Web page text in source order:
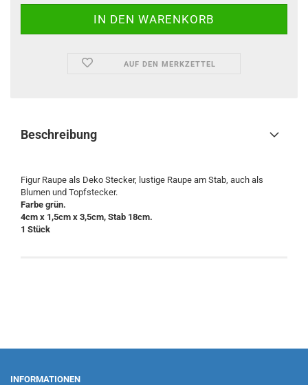
AUF DEN MERKZETTEL
Beschreibung
Figur Raupe als Deko Stecker, lustige Raupe am Stab, auch als
Blumen und Topfstecker.
Farbe grün.
4cm x 1,5cm x 3,5cm, Stab 18cm.
1 Stück
INFORMATIONEN